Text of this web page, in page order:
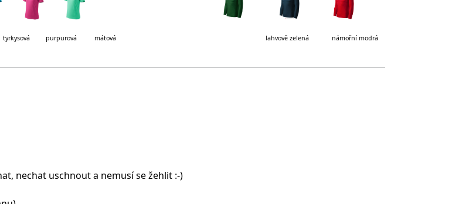
mátová lahvově zelená námořní modrá
nechat uschnout a nemusí se žehlit :-)